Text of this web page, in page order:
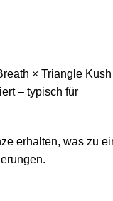
× Triangle
– typisch für
erhalten, was zu